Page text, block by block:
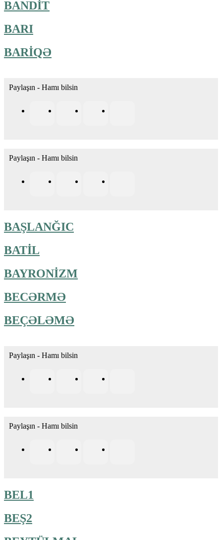
BANDİT
BARI
BARİQƏ
Paylaşın - Hamı bilsin
Paylaşın - Hamı bilsin
BAŞLANĞIC
BATİL
BAYRONİZM
BECƏRMƏ
BEÇƏLƏMƏ
Paylaşın - Hamı bilsin
Paylaşın - Hamı bilsin
BEL1
BEŞ2